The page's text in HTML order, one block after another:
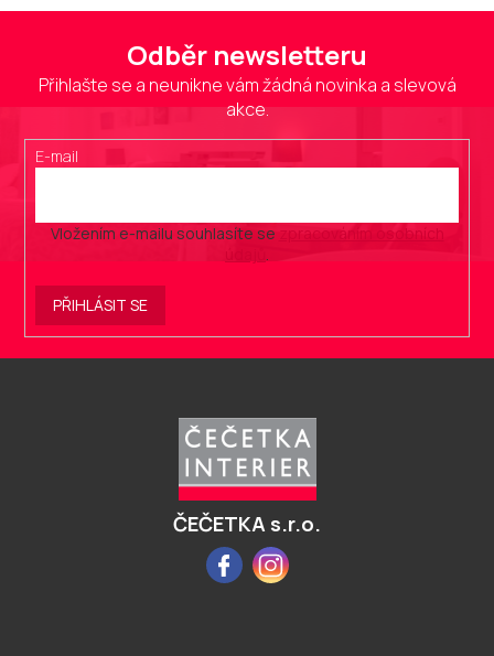
Odběr newsletteru
Přihlašte se a neunikne vám žádná novinka a slevová
akce.
E-mail
Vložením e-mailu souhlasíte se zpracováním osobních
.
PŘIHLÁSIT SE
ČEČETKA s.r.o.
FacebookInstagram